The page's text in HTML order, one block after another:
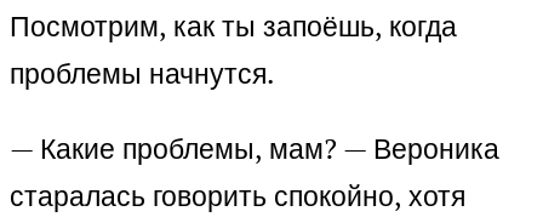
Посмотрим, как ты запоёшь, когда
проблемы начнутся.
— Какие проблемы, мам? — Вероника
старалась говорить спокойно, хотя